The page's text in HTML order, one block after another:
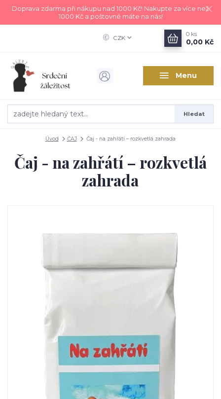
Doprava zdarma při nákupu nad 1000 Kč! Nakupte za více než
1000 Kč a poštovné máte na nás!
Menu
CZK
Hledat
0 ks
0,00 Kč
Úvod ČAJ Čaj - na zahřátí – rozkvetlá zahrada
Čaj - na zahřátí – rozkvetlá
zahrada